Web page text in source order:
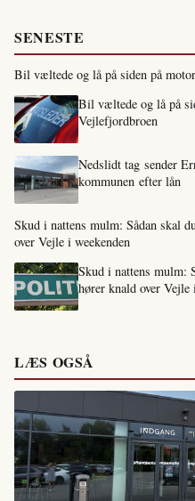
SENESTE
Bil væltede og lå på siden på
Bil væltede og lå på
Vejlefjordbroen
Nedslidt tag sender
kommunen efter lån
Skud i nattens mulm: Sådan skal
over Vejle i weekenden
Skud i nattens mulm:
hører knald over Vejle
LÆS OGSÅ